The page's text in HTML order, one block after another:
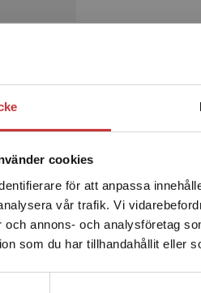
cookies
för att anpassa
vår trafik. Vi
och annons- och analysföretag
som du har tillhandahållit eller
Begränsad
Det verkar som att du
enhet utanför Sverige.
Sverige. För att kunna
leveransadressen vara